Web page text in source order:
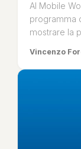
Al Mobile
programma
mostrare la
Vincenzo